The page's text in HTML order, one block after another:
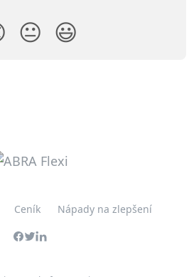
😐 😃
Ceník Nápady na zlepšení